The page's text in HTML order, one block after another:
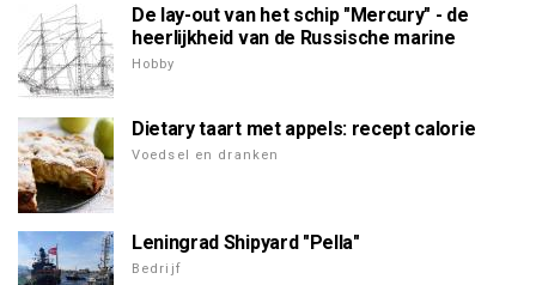
De lay-out van het schip "Mercury" - de
heerlijkheid van de Russische marine
Hobby
Dietary taart met appels: recept calorie
Voedsel en dranken
Leningrad Shipyard "Pella"
Bedrijf